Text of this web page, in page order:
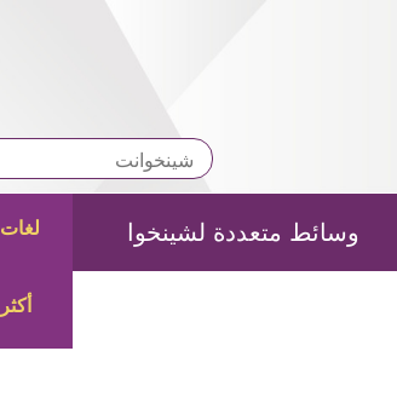
وسائط متعددة لشينخوا لغات
أكثر